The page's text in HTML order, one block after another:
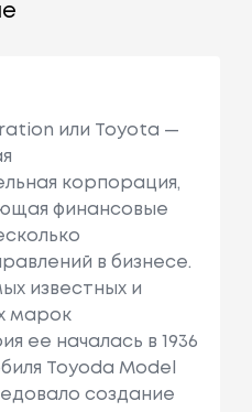
или Toyota —
корпорация,
финансовые
в бизнесе.
известных и
марок
ее началась в 1936
Toyoda Model
создание